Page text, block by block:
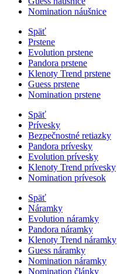
Nomination náušnice
Späť
Prstene
Evolution prstene
Pandora prstene
Klenoty Trend prstene
Guess prstene
Nomination prstene
Späť
Prívesky
Bezpečnostné retiazky
Pandora prívesky
Evolution prívesky
Klenoty Trend prívesky
Nomination prívesok
Späť
Náramky
Evolution náramky
Pandora náramky
Klenoty Trend náramky
Guess náramky
Nomination náramky
Nomination články